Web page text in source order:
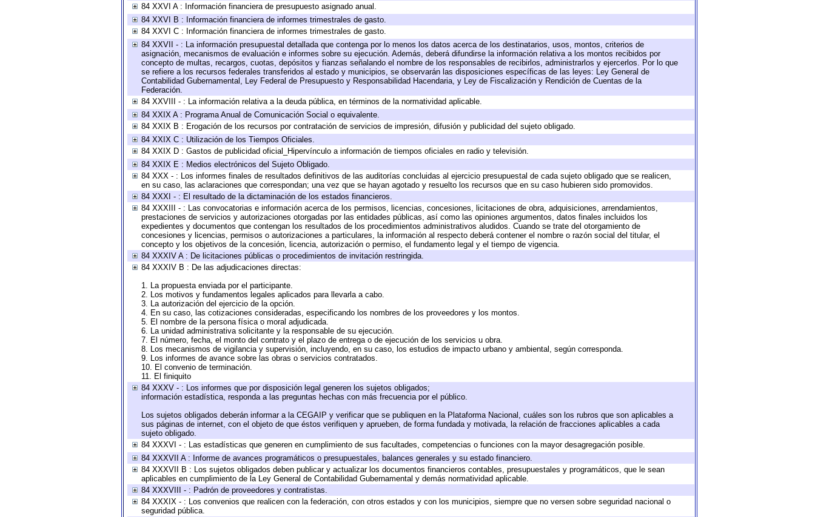
84 XXVI A : Información financiera de presupuesto asignado anual.
84 XXVI B : Información financiera de informes trimestrales de gasto.
84 XXVI C : Información financiera de informes trimestrales de gasto.
84 XXVII - : La información presupuestal detallada que contenga por lo menos los datos acerca de los destinatarios, usos, montos, criterios de
asignación, mecanismos de evaluación e informes sobre su ejecución. Además, deberá difundirse la información relativa a los montos recibidos por
concepto de multas, recargos, cuotas, depósitos y fianzas señalando el nombre de los responsables de recibirlos, administrarlos y ejercerlos. Por lo que
se refiere a los recursos federales transferidos al estado y municipios, se observarán las disposiciones específicas de las leyes: Ley General de
Contabilidad Gubernamental, Ley Federal de Presupuesto y Responsabilidad Hacendaria, y Ley de Fiscalización y Rendición de Cuentas de la
Federación.
84 XXVIII - : La información relativa a la deuda pública, en términos de la normatividad aplicable.
84 XXIX A : Programa Anual de Comunicación Social o equivalente.
84 XXIX B : Erogación de los recursos por contratación de servicios de impresión, difusión y publicidad del sujeto obligado.
84 XXIX C : Utilización de los Tiempos Oficiales.
84 XXIX D : Gastos de publicidad oficial_Hipervínculo a información de tiempos oficiales en radio y televisión.
84 XXIX E : Medios electrónicos del Sujeto Obligado.
84 XXX - : Los informes finales de resultados definitivos de las auditorías concluidas al ejercicio presupuestal de cada sujeto obligado que se realicen,
en su caso, las aclaraciones que correspondan; una vez que se hayan agotado y resuelto los recursos que en su caso hubieren sido promovidos.
84 XXXI - : El resultado de la dictaminación de los estados financieros.
84 XXXIII - : Las convocatorias e información acerca de los permisos, licencias, concesiones, licitaciones de obra, adquisiciones, arrendamientos,
prestaciones de servicios y autorizaciones otorgadas por las entidades públicas, así como las opiniones argumentos, datos finales incluidos los
expedientes y documentos que contengan los resultados de los procedimientos administrativos aludidos. Cuando se trate del otorgamiento de
concesiones y licencias, permisos o autorizaciones a particulares, la información al respecto deberá contener el nombre o razón social del titular, el
concepto y los objetivos de la concesión, licencia, autorización o permiso, el fundamento legal y el tiempo de vigencia.
84 XXXIV A : De licitaciones públicas o procedimientos de invitación restringida.
84 XXXIV B : De las adjudicaciones directas:
1. La propuesta enviada por el participante.
2. Los motivos y fundamentos legales aplicados para llevarla a cabo.
3. La autorización del ejercicio de la opción.
4. En su caso, las cotizaciones consideradas, especificando los nombres de los proveedores y los montos.
5. El nombre de la persona física o moral adjudicada.
6. La unidad administrativa solicitante y la responsable de su ejecución.
7. El número, fecha, el monto del contrato y el plazo de entrega o de ejecución de los servicios u obra.
8. Los mecanismos de vigilancia y supervisión, incluyendo, en su caso, los estudios de impacto urbano y ambiental, según corresponda.
9. Los informes de avance sobre las obras o servicios contratados.
10. El convenio de terminación.
11. El finiquito
84 XXXV - : Los informes que por disposición legal generen los sujetos obligados;
información estadística, responda a las preguntas hechas con más frecuencia por el público.
Los sujetos obligados deberán informar a la CEGAIP y verificar que se publiquen en la Plataforma Nacional, cuáles son los rubros que son aplicables a
sus páginas de internet, con el objeto de que éstos verifiquen y aprueben, de forma fundada y motivada, la relación de fracciones aplicables a cada
sujeto obligado.
84 XXXVI - : Las estadísticas que generen en cumplimiento de sus facultades, competencias o funciones con la mayor desagregación posible.
84 XXXVII A : Informe de avances programáticos o presupuestales, balances generales y su estado financiero.
84 XXXVII B : Los sujetos obligados deben publicar y actualizar los documentos financieros contables, presupuestales y programáticos, que le sean
aplicables en cumplimiento de la Ley General de Contabilidad Gubernamental y demás normatividad aplicable.
84 XXXVIII - : Padrón de proveedores y contratistas.
84 XXXIX - : Los convenios que realicen con la federación, con otros estados y con los municipios, siempre que no versen sobre seguridad nacional o
seguridad pública.